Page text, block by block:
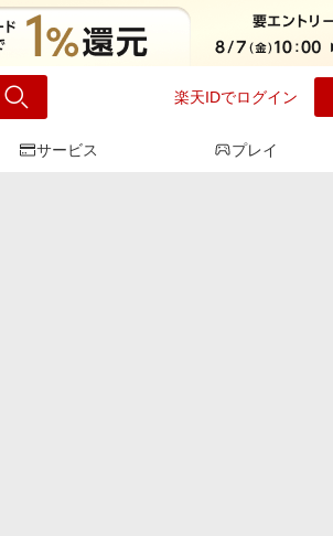
楽天IDでログイン
サービス プレイ